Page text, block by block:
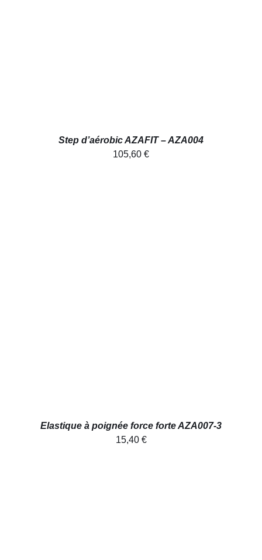
Step d’aérobic AZAFIT – AZA004
105,60 €
Elastique à poignée force forte AZA007-3
15,40 €